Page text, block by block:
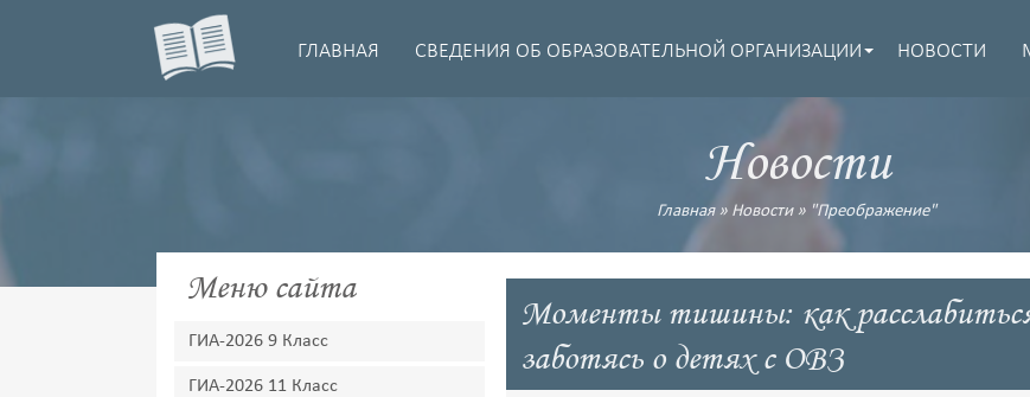
ГЛАВНАЯ СВЕДЕНИЯ ОБ ОБРАЗОВАТЕЛЬНОЙ ОРГАНИЗАЦИИ НОВОСТИ
Новости
Главная» Новости» "Преображение"
Меню сайта
ГИА-2026 9 Класс
ГИА-2026 11 Класс
Моменты тишины: как
заботясь о детях с ОВЗ